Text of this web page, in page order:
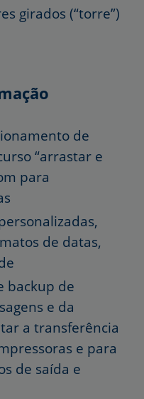
girados (“torre”)
de
“arrastar e
para
de datas,
backup de
e da
a transferência
e para
de saída e